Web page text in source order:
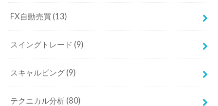
FX自動売買 (13)
スイングトレード (9)
スキャルピング (9)
テクニカル分析 (80)